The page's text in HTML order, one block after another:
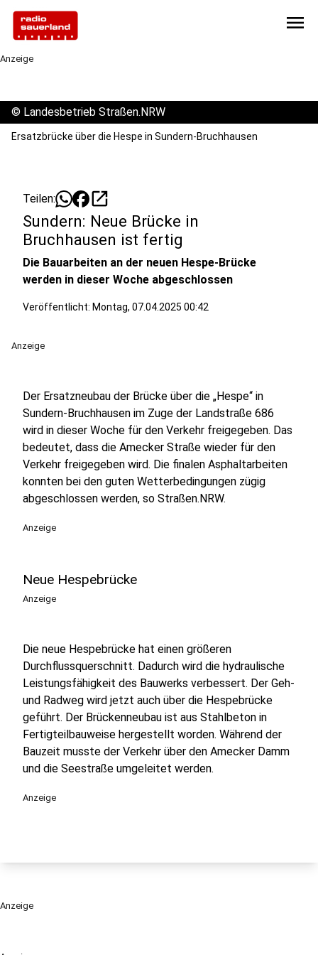
menu
Anzeige
© Landesbetrieb Straßen.NRW
Ersatzbrücke über die Hespe in Sundern-Bruchhausen
Teilen: open_in_new
Sundern: Neue Brücke in
Bruchhausen ist fertig
Die Bauarbeiten an der neuen Hespe-Brücke
werden in dieser Woche abgeschlossen
Veröffentlicht: Montag, 07.04.2025 00:42
Anzeige
Der Ersatzneubau der Brücke über die „Hespe“ in
Sundern-Bruchhausen im Zuge der Landstraße 686
wird in dieser Woche für den Verkehr freigegeben. Das
bedeutet, dass die Amecker Straße wieder für den
Verkehr freigegeben wird. Die finalen Asphaltarbeiten
konnten bei den guten Wetterbedingungen zügig
abgeschlossen werden, so Straßen.NRW.
Anzeige
Neue Hespebrücke
Anzeige
Die neue Hespebrücke hat einen größeren
Durchflussquerschnitt. Dadurch wird die hydraulische
Leistungsfähigkeit des Bauwerks verbessert. Der Geh-
und Radweg wird jetzt auch über die Hespebrücke
geführt. Der Brückenneubau ist aus Stahlbeton in
Fertigteilbauweise hergestellt worden. Während der
Bauzeit musste der Verkehr über den Amecker Damm
und die Seestraße umgeleitet werden.
Anzeige
Anzeige